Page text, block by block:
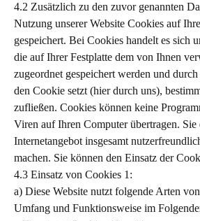
4.2 Zusätzlich zu den zuvor genannten
Nutzung unserer Website Cookies auf
gespeichert. Bei Cookies handelt es sich
die auf Ihrer Festplatte dem von Ihnen
zugeordnet gespeichert werden und
den Cookie setzt (hier durch uns),
zufließen. Cookies können keine
Viren auf Ihren Computer übertragen. Sie
Internetangebot insgesamt
machen. Sie können den Einsatz der
4.3 Einsatz von Cookies 1:
a) Diese Website nutzt folgende Arten
Umfang und Funktionsweise im